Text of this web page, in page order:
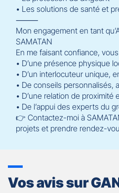
• Les solutions de santé et
⸻
Mon engagement en tant
SAMATAN
En me faisant confiance,
• D’une présence physique
• D’un interlocuteur unique,
• De conseils personnalisés,
• D’une relation de proximité
• De l’appui des experts du
👉 Contactez-moi à
projets et prendre rendez-
Vos avis sur